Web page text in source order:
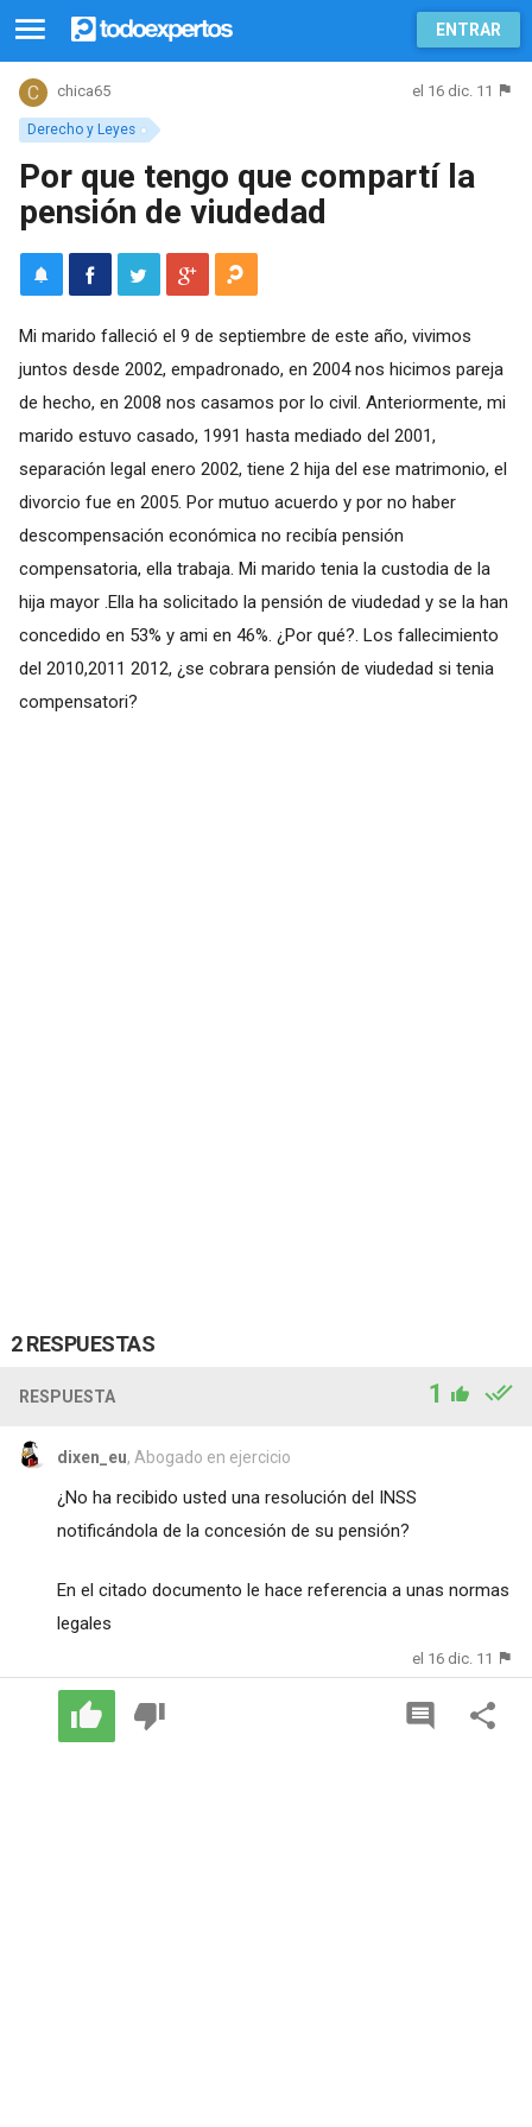
ENTRAR
Derecho y Leyes
chica65 el 16 dic. 11
Por que tengo que compartí la
pensión de viudedad
Mi marido falleció el 9 de septiembre de este año, vivimos
juntos desde 2002, empadronado, en 2004 nos hicimos pareja
de hecho, en 2008 nos casamos por lo civil. Anteriormente, mi
marido estuvo casado, 1991 hasta mediado del 2001,
separación legal enero 2002, tiene 2 hija del ese matrimonio, el
divorcio fue en 2005. Por mutuo acuerdo y por no haber
descompensación económica no recibía pensión
compensatoria, ella trabaja. Mi marido tenia la custodia de la
hija mayor .Ella ha solicitado la pensión de viudedad y se la han
concedido en 53% y ami en 46%. ¿Por qué?. Los fallecimiento
del 2010,2011 2012, ¿se cobrara pensión de viudedad si tenia
compensatori?
2 RESPUESTAS
RESPUESTA 1
dixen_eu, Abogado en ejercicio
¿No ha recibido usted una resolución del INSS
notificándola de la concesión de su pensión?
En el citado documento le hace referencia a unas normas
legales
el 16 dic. 11